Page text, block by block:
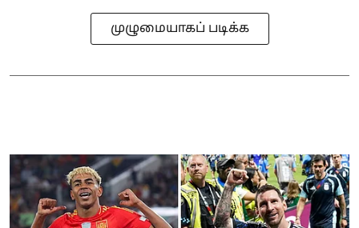
முழுமையாகப் படிக்க